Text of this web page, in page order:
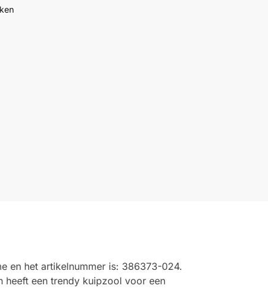
en het artikelnummer is: 386373-024.
heeft een trendy kuipzool voor een